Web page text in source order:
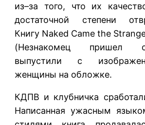
из–за того, что их
достаточной степени
Книгу Naked Came the
(Незнакомец пришел
выпустили с
женщины на обложке.
КДПВ и клубничка
Написанная ужасным